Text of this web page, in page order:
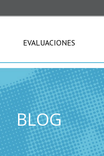
EVALUACIONES
BLOG